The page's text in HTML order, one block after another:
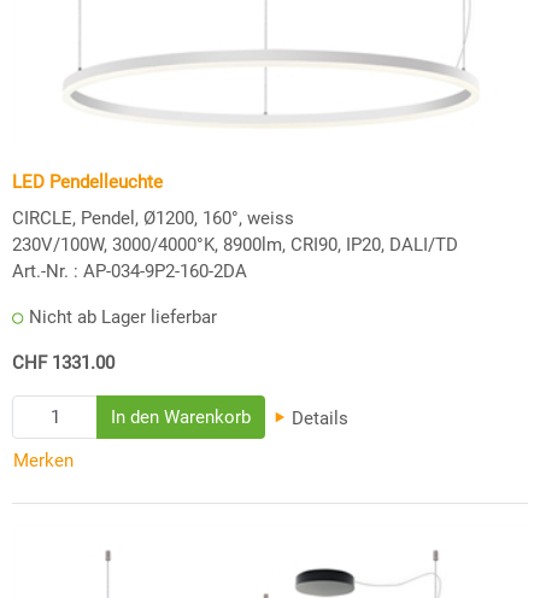
LED Pendelleuchte
CIRCLE, Pendel, Ø1200, 160°, weiss
230V/100W, 3000/4000°K, 8900lm, CRI90, IP20, DALI/TD
Art.-Nr. : AP-034-9P2-160-2DA
Nicht ab Lager lieferbar
CHF 1331.00
Details
Merken